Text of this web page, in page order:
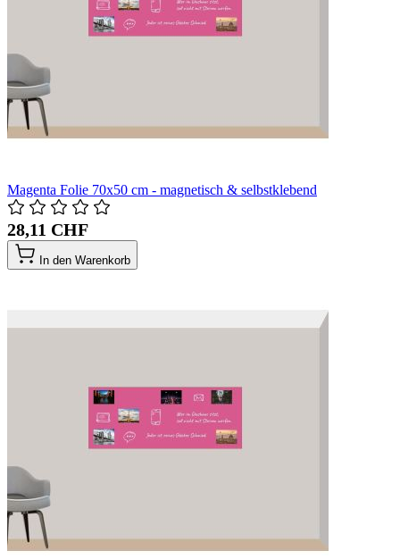
Magenta Folie 70x50 cm - magnetisch & selbstklebend
28,11 CHF
In den Warenkorb